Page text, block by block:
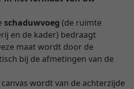
schaduwvoeg (de ruimte
en de kader) bedraagt
maat wordt door de
bij de afmetingen van de
wordt van de achterzijde